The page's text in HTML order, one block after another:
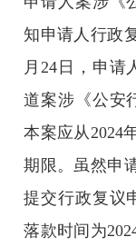
知申请人行政
月24日，申请
道案涉《公安
本案应从2024
期限。虽然申
提交行政复议
落款时间为